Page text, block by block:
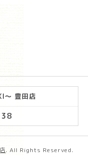
豊田店
. All Rights Reserved.